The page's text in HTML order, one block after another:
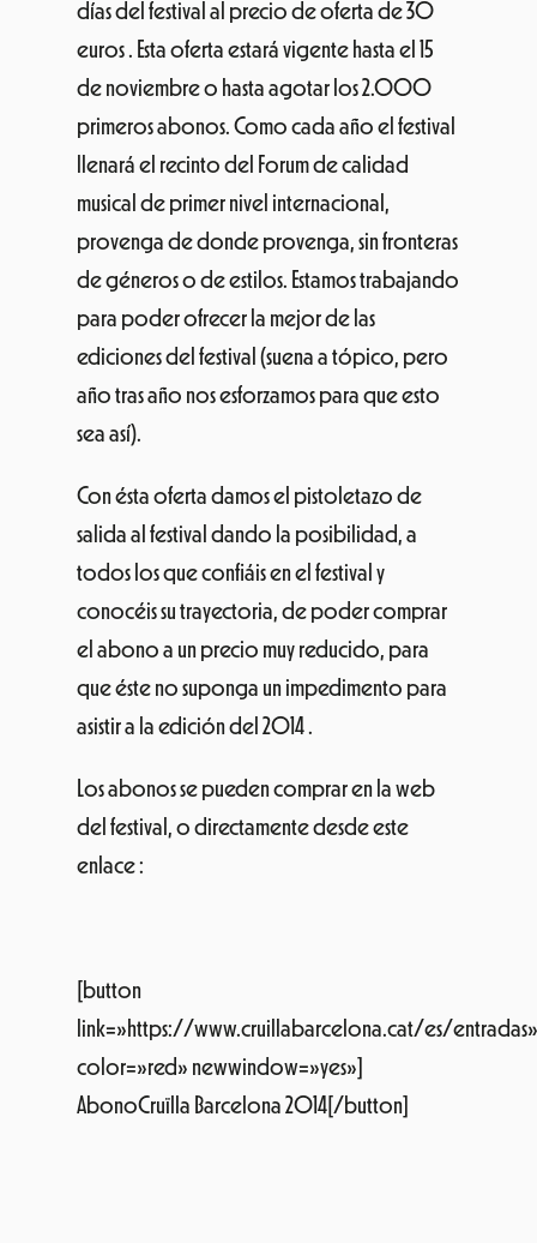
días del festival al precio de oferta de 30
euros . Esta oferta estará vigente hasta el 15
de noviembre o hasta agotar los 2.000
primeros abonos. Como cada año el festival
llenará el recinto del Forum de calidad
musical de primer nivel internacional,
provenga de donde provenga, sin fronteras
de géneros o de estilos. Estamos trabajando
para poder ofrecer la mejor de las
ediciones del festival (suena a tópico, pero
año tras año nos esforzamos para que esto
sea así).
Con ésta oferta damos el pistoletazo de
salida al festival dando la posibilidad, a
todos los que confiáis en el festival y
conocéis su trayectoria, de poder comprar
el abono a un precio muy reducido, para
que éste no suponga un impedimento para
asistir a la edición del 2014 .
Los abonos se pueden comprar en la web
del festival, o directamente desde este
enlace :
[button
link=»https://www.cruillabarcelona.cat/es/entradas»
color=»red» newwindow=»yes»]
AbonoCruïlla Barcelona 2014[/button]